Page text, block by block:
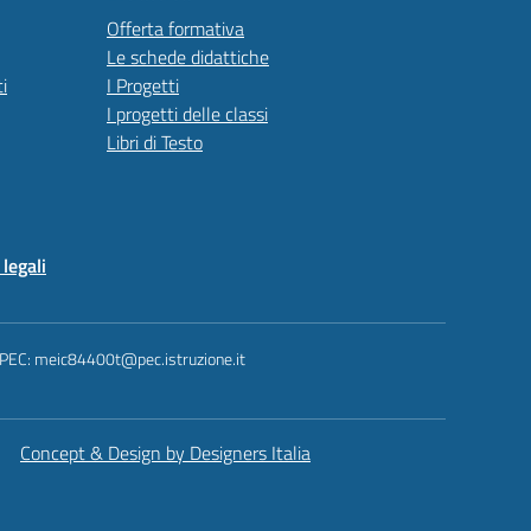
Offerta formativa
Le schede didattiche
I Progetti
I progetti delle classi
Libri di Testo
meic84400t@pec.istruzione.it
Concept & Design by Designers Italia